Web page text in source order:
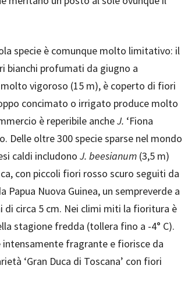
specie è comunque molto limitativo: il
bianchi profumati da giugno a
vigoroso (15 m), è coperto di fiori
concimato o irrigato produce molto
è reperibile ancheJ. ‘Fiona
Delle oltre 300 specie sparse nel mondo
caldi includono J. beesianum (3,5 m)
con piccoli fiori rosso scuro seguiti da
Papua Nuova Guinea, un sempreverde a
circa 5 cm. Nei climi miti la fioritura è
stagione fredda (tollera fino a -4° C).
intensamente fragrante e fiorisce da
‘Gran Duca di Toscana’ con fiori